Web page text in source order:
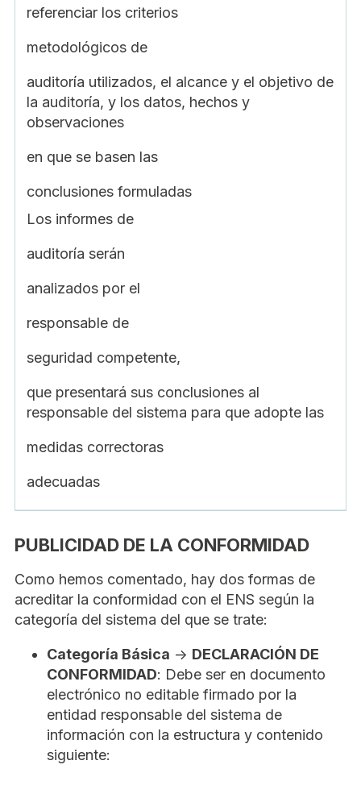
referenciar los criterios
metodológicos de
auditoría utilizados, el alcance y el objetivo de
la auditoría, y los datos, hechos y
observaciones
en que se basen las
conclusiones formuladas
Los informes de
auditoría serán
analizados por el
responsable de
seguridad competente,
que presentará sus conclusiones al
responsable del sistema para que adopte las
medidas correctoras
adecuadas
PUBLICIDAD DE LA CONFORMIDAD
Como hemos comentado, hay dos formas de
acreditar la conformidad con el ENS según la
categoría del sistema del que se trate:
Categoría Básica -> DECLARACIÓN DE
CONFORMIDAD: Debe ser en documento
electrónico no editable firmado por la
entidad responsable del sistema de
información con la estructura y contenido
siguiente: